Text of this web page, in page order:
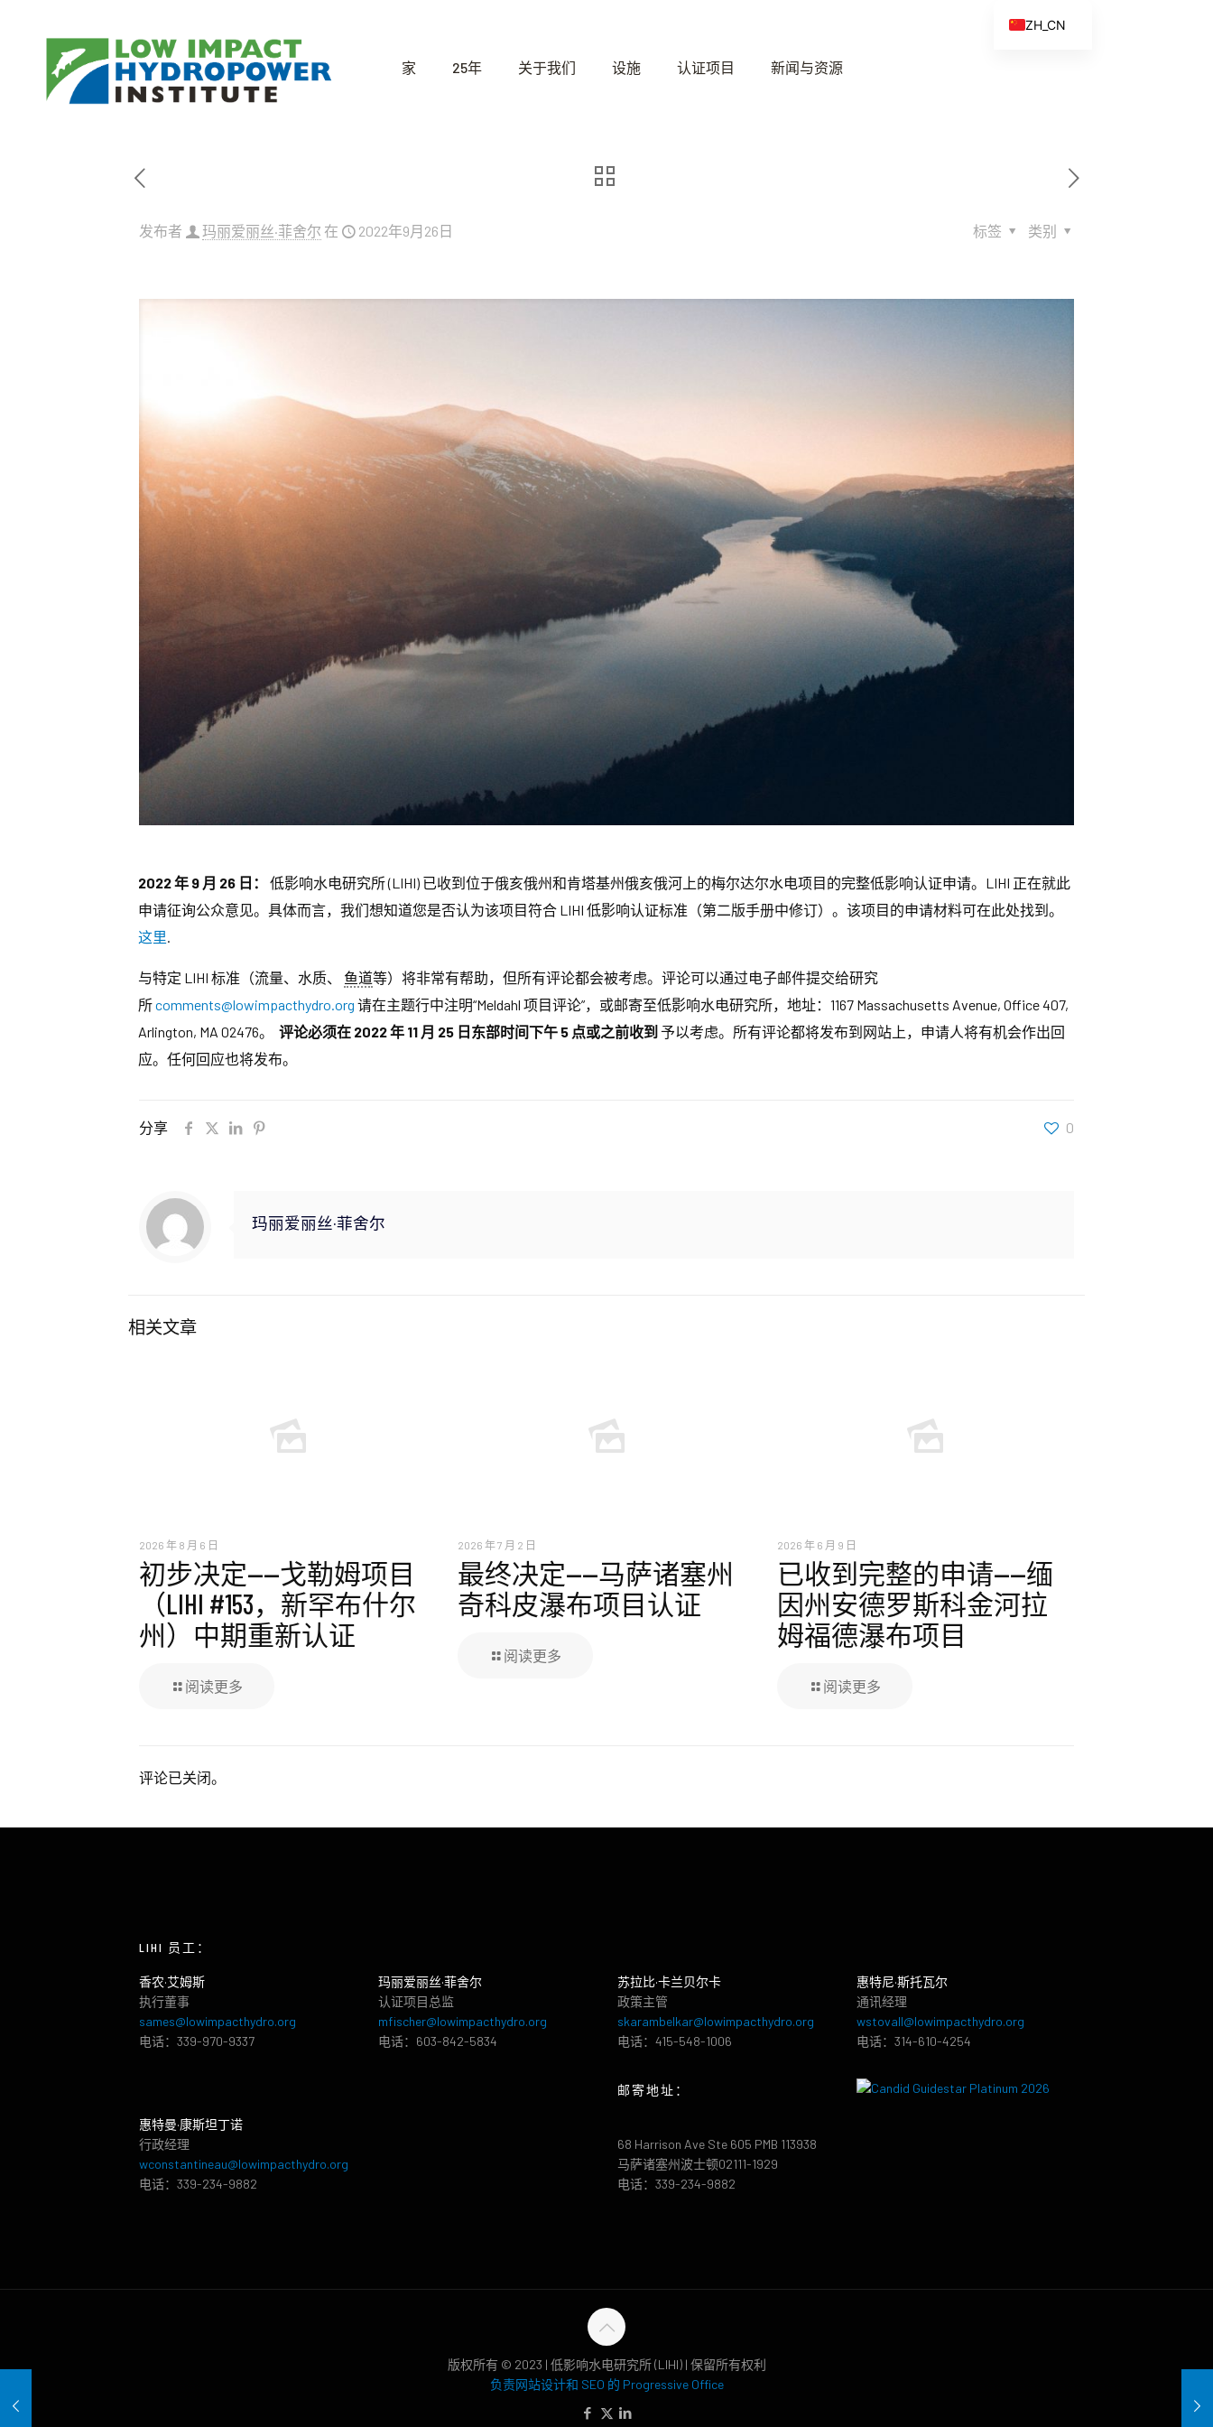
家 25年 关于我们 设施 认证项目 新闻与资源
发布者 玛丽爱丽丝·菲舍尔 在 2022年9月26日 类别
标签
2022 年 9 月 26 日： 低影响水电研究所 (LIHI) 已收到位于俄亥俄州和肯塔基州俄亥俄河上的梅尔达尔水电项目的完整低影响认证申请。LIHI 正在就此
申请征询公众意见。具体而言，我们想知道您是否认为该项目符合 LIHI 低影响认证标准（第二版手册中修订）。该项目的申请材料可在此处找到。
这里
与特定 LIHI 标准（流量、水质、 鱼道等）将非常有帮助，但所有评论都会被考虑。评论可以通过电子邮件提交给研究
所comments@lowimpacthydro.org 请在主题行中注明“Meldahl 项目评论”，或邮寄至低影响水电研究所，地址：1167 Massachusetts Avenue, Office 407,
Arlington, MA 02476。 评论必须在 2022 年 11 月 25 日东部时间下午 5 点或之前收到 予以考虑。所有评论都将发布到网站上，申请人将有机会作出回
应。任何回应也将发布。
分享 0
玛丽爱丽丝·菲舍尔
相关文章
2026 年 8 月 6 日
初步决定——戈勒姆项目
（LIHI #153，新罕布什尔
州）中期重新认证
阅读更多
2026 年 7 月 2 日
最终决定——马萨诸塞州
奇科皮瀑布项目认证
阅读更多
2026 年 6 月 9 日
已收到完整的申请——缅
因州安德罗斯科金河拉
姆福德瀑布项目
阅读更多
评论已关闭。
LIHI 员工：
香农·艾姆斯
执行董事
sames@lowimpacthydro.org
电话：339-970-9337
惠特曼·康斯坦丁诺
行政经理
wconstantineau@lowimpacthydro.org
电话：339-234-9882
玛丽爱丽丝·菲舍尔
认证项目总监
mfischer@lowimpacthydro.org
电话：603-842-5834
苏拉比·卡兰贝尔卡
政策主管
skarambelkar@lowimpacthydro.org
电话：415-548-1006
邮寄地址：
68 Harrison Ave Ste 605 PMB 113938
马萨诸塞州波士顿02111-1929
电话：339-234-9882
惠特尼·斯托瓦尔
通讯经理
wstovall@lowimpacthydro.org
电话：314-610-4254
版权所有 © 2023 | 低影响水电研究所 (LIHI) | 保留所有权利
负责网站设计和 SEO 的 Progressive Office
ZH_CN